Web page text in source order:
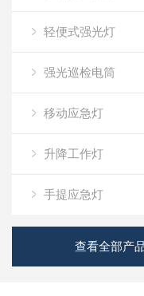
轻便式强光灯
强光巡检电筒
移动应急灯
升降工作灯
手提应急灯
查看全部产